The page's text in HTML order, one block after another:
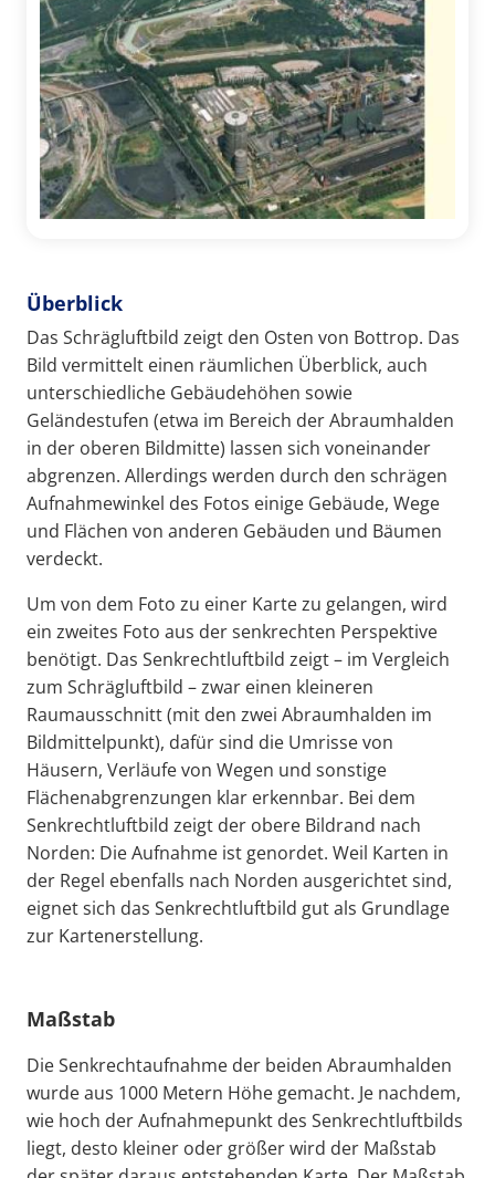
Überblick
Das Schrägluftbild zeigt den Osten von Bottrop. Das
Bild vermittelt einen räumlichen Überblick, auch
unterschiedliche Gebäudehöhen sowie
Geländestufen (etwa im Bereich der Abraumhalden
in der oberen Bildmitte) lassen sich voneinander
abgrenzen. Allerdings werden durch den schrägen
Aufnahmewinkel des Fotos einige Gebäude, Wege
und Flächen von anderen Gebäuden und Bäumen
verdeckt.
Um von dem Foto zu einer Karte zu gelangen, wird
ein zweites Foto aus der senkrechten Perspektive
benötigt. Das Senkrechtluftbild zeigt – im Vergleich
zum Schrägluftbild – zwar einen kleineren
Raumausschnitt (mit den zwei Abraumhalden im
Bildmittelpunkt), dafür sind die Umrisse von
Häusern, Verläufe von Wegen und sonstige
Flächenabgrenzungen klar erkennbar. Bei dem
Senkrechtluftbild zeigt der obere Bildrand nach
Norden: Die Aufnahme ist genordet. Weil Karten in
der Regel ebenfalls nach Norden ausgerichtet sind,
eignet sich das Senkrechtluftbild gut als Grundlage
zur Kartenerstellung.
Maßstab
Die Senkrechtaufnahme der beiden Abraumhalden
wurde aus 1000 Metern Höhe gemacht. Je nachdem,
wie hoch der Aufnahmepunkt des Senkrechtluftbilds
liegt, desto kleiner oder größer wird der Maßstab